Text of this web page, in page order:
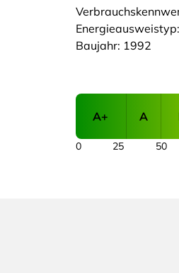
Baujahr: 1992
A+ A
25 50
0